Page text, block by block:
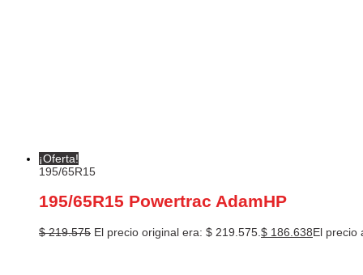
¡Oferta!
195/65R15
195/65R15 Powertrac AdamHP
$219.575 El precio original era: $ 219.575.$ 186.638El precio